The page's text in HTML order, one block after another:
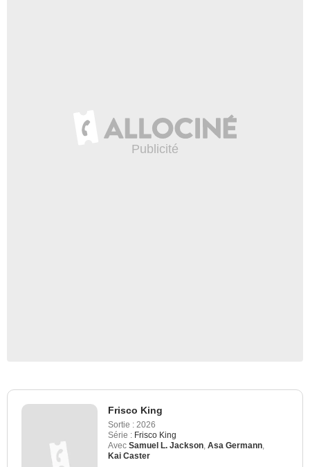
Frisco King
Sortie : 2026
Série : Frisco King
Avec Samuel L. Jackson Asa Germann
Kai Caster